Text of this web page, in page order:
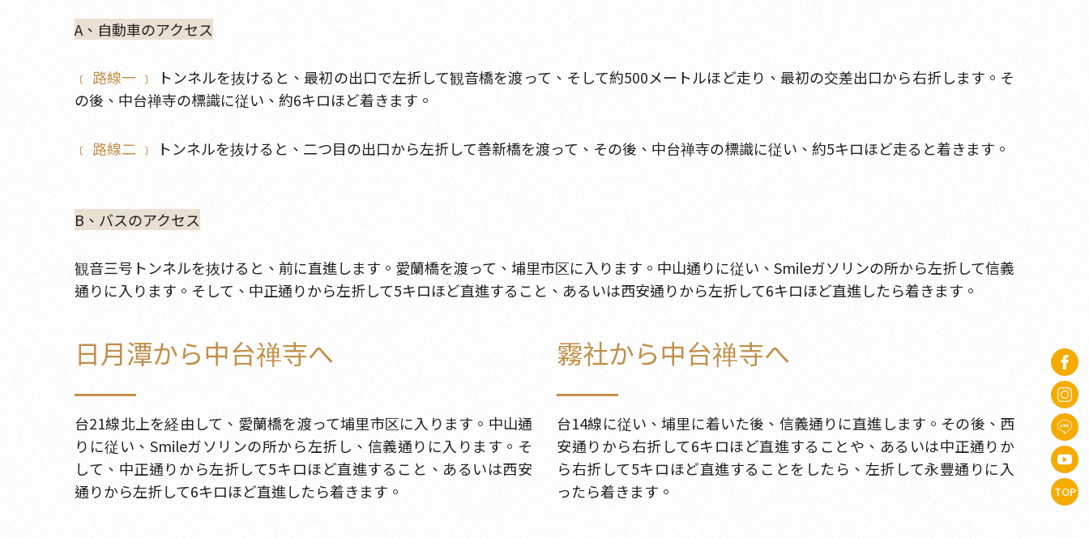
A、自動車のアクセス
﹝ 路線一 ﹞
トンネルを抜けると、最初の出口で左折して観音橋を渡って、そして約500メートルほど走り、最初の交差出口から右折します。そ
の後、中台禅寺の標識に従い、約6キロほど着きます。
﹝ 路線二 ﹞ トンネルを抜けると、二つ目の出口から左折して善新橋を渡って、その後、中台禅寺の標識に従い、約5キロほど走ると着きます。
B、バスのアクセス
観音三号トンネルを抜けると、前に直進します。愛蘭橋を渡って、埔里市区に入ります。中山通りに従い、Smileガソリンの所から左折して信義
通りに入ります。そして、中正通りから左折して5キロほど直進すること、あるいは西安通りから左折して6キロほど直進したら着きます。
日月潭から中台禅寺へ
台21線北上を経由して、愛蘭橋を渡って埔里市区に入ります。中山通
りに従い、Smileガソリンの所から左折し、信義通りに入ります。そ
して、中正通りから左折して5キロほど直進すること、あるいは西安
通りから左折して6キロほど直進したら着きます。
霧社から中台禅寺へ
台14線に従い、埔里に着いた後、信義通りに直進します。その後、西
安通りから右折して6キロほど直進することや、あるいは中正通りか
ら右折して5キロほど直進することをしたら、左折して永豐通りに入
ったら着きます。
TOP